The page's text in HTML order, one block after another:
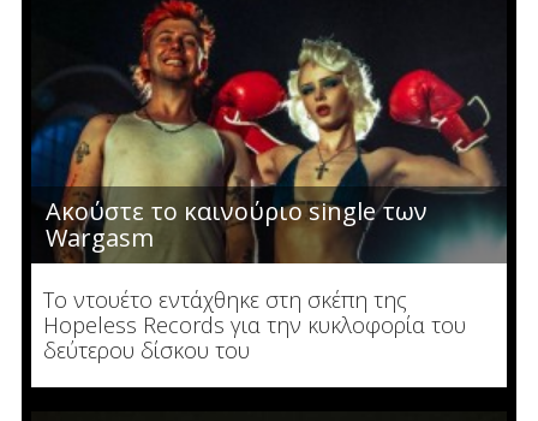
Ακούστε το καινούριο single των
Wargasm
To ντουέτο εντάχθηκε στη σκέπη της
Hopeless Records για την κυκλοφορία του
δεύτερου δίσκου του